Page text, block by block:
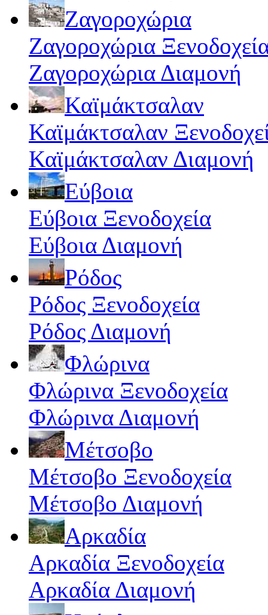
Ζαγοροχώρια
Ζαγοροχώρια
Ζαγοροχώρια Διαμονή
Καϊμάκτσαλαν
Καϊμάκτσαλαν
Καϊμάκτσαλαν Διαμονή
Εύβοια
Εύβοια Ξενοδοχεία
Εύβοια Διαμονή
Ρόδος
Ρόδος Ξενοδοχεία
Ρόδος Διαμονή
Φλώρινα
Φλώρινα Ξενοδοχεία
Φλώρινα Διαμονή
Μέτσοβο
Μέτσοβο Ξενοδοχεία
Μέτσοβο Διαμονή
Αρκαδία
Αρκαδία Ξενοδοχεία
Αρκαδία Διαμονή